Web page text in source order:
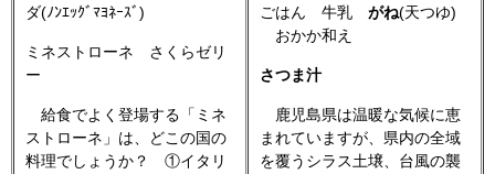
ダ(ﾉﾝｴｯｸﾞﾏﾖﾈｰｽﾞ)
ミネストローネ さくらゼリ
ー
給食でよく登場する「ミネ
ストローネ」は、どこの国の
料理でしょうか？ ①イタリ
ごはん 牛乳 がね(天つゆ)
おかか和え
さつま汁
鹿児島県は温暖な気候に恵
まれていますが、県内の全域
を覆うシラス土壌、台風の襲